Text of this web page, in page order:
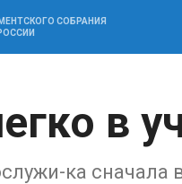
СОБРАНИЯ
в
ка сначала